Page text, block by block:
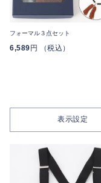
フォーマル３点セット
6,589 円 （税込）
表示設定